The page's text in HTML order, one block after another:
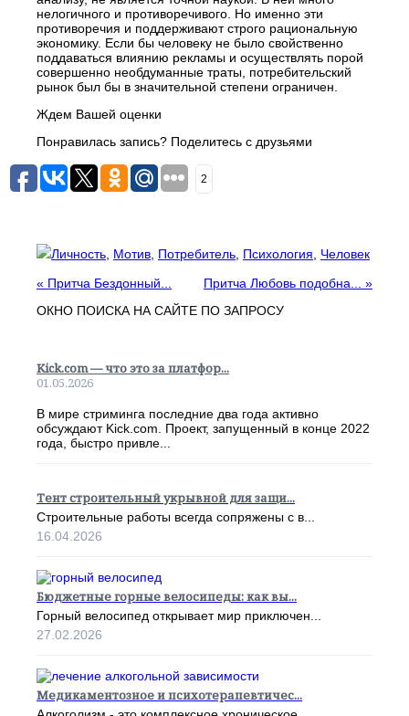
нелогичного и противоречивого. Но именно эти
противоречия и поддерживают строго рациональную
экономику. Если бы человеку не было свойственно
поддаваться влиянию рекламы и осуществлять порой
совершенно необдуманные траты, потребительский
рынок был бы в значительной степени ограничен.
Ждем Вашей оценки
Понравилась запись? Поделитесь с друзьями
2
Личность Мотив Потребитель Психология
Человек
« Притча Бездонный... Притча Любовь подобна... »
ОКНО ПОИСКА НА САЙТЕ ПО ЗАПРОСУ
Kick.com — что это за платфор...
01.05.2026
В мире стриминга последние два года активно
обсуждают Kick.com. Проект, запущенный в конце 2022
года, быстро привле...
Тент строительный укрывной для защи...
Строительные работы всегда сопряжены с в...
16.04.2026
Бюджетные горные велосипеды: как вы...
Горный велосипед открывает мир приключен...
27.02.2026
Медикаментозное и психотерапевтичес...